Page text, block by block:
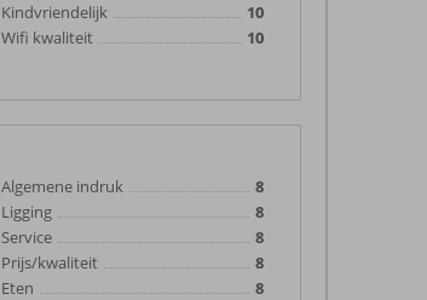
Kindvriendelijk
10
Wifi kwaliteit
10
Algemene indruk
8
Ligging
8
Service
8
Prijs/kwaliteit
8
Eten
8